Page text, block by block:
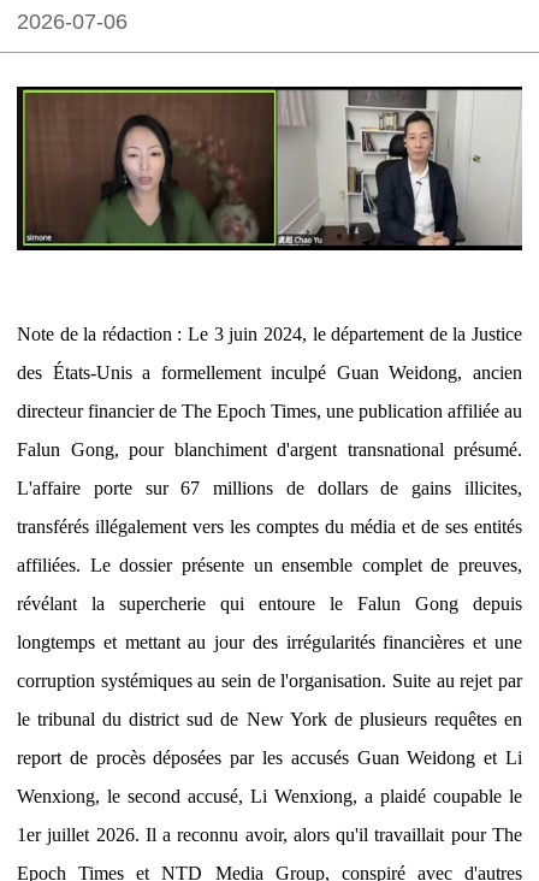
2026-07-06
Note de la rédaction : Le 3 juin 2024, le département de la Justice
des États-Unis a formellement inculpé Guan Weidong, ancien
directeur financier de The Epoch Times, une publication affiliée au
Falun Gong, pour blanchiment d'argent transnational présumé.
L'affaire porte sur 67 millions de dollars de gains illicites,
transférés illégalement vers les comptes du média et de ses entités
affiliées. Le dossier présente un ensemble complet de preuves,
révélant la supercherie qui entoure le Falun Gong depuis
longtemps et mettant au jour des irrégularités financières et une
corruption systémiques au sein de l'organisation. Suite au rejet par
le tribunal du district sud de New York de plusieurs requêtes en
report de procès déposées par les accusés Guan Weidong et Li
Wenxiong, le second accusé, Li Wenxiong, a plaidé coupable le
1er juillet 2026. Il a reconnu avoir, alors qu'il travaillait pour The
Epoch Times et NTD Media Group, conspiré avec d'autres